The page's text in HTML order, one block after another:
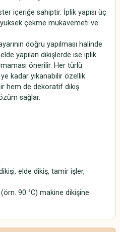
içeriğe sahiptir. İplik yapısı üç
çekme mukavemeti ve
doğru yapılması halinde
yapılan dikişlerde ise iplik
önerilir. Her türlü
kadar yıkanabilir özellik
hem de dekoratif dikiş
sağlar.
elde dikiş, tamir işler,
(örn. 90 °C) makine dikişine